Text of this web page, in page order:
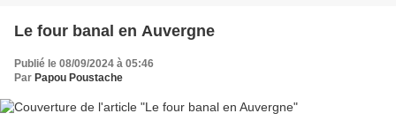
Le four banal en Auvergne
Publié le 08/09/2024 à 05:46
Par Papou Poustache